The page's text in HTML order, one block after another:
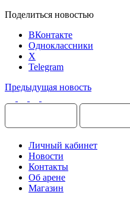
Поделиться новостью
ВКонтакте
Одноклассники
X
Telegram
Предыдущая новость
Личный кабинет
Новости
Контакты
Об арене
Магазин